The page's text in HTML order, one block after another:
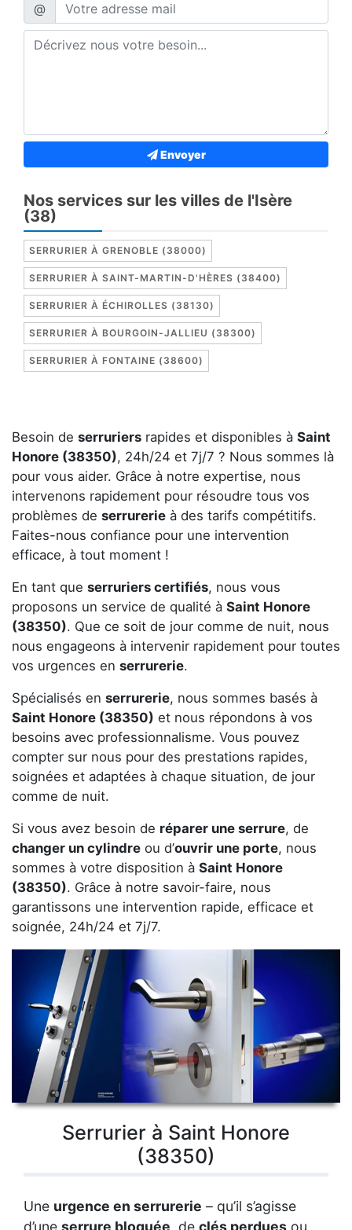
@
Envoyer
Nos services sur les villes de l'Isère
(38)
SERRURIER À GRENOBLE (38000)
SERRURIER À SAINT-MARTIN-D'HÈRES (38400)
SERRURIER À ÉCHIROLLES (38130)
SERRURIER À BOURGOIN-JALLIEU (38300)
SERRURIER À FONTAINE (38600)
Besoin de serruriers rapides et disponibles à Saint
Honore (38350), 24h/24 et 7j/7 ? Nous sommes là
pour vous aider. Grâce à notre expertise, nous
intervenons rapidement pour résoudre tous vos
problèmes de serrurerie à des tarifs compétitifs.
Faites-nous confiance pour une intervention
efficace, à tout moment !
En tant que serruriers certifiés, nous vous
proposons un service de qualité à Saint Honore
(38350). Que ce soit de jour comme de nuit, nous
nous engageons à intervenir rapidement pour toutes
vos urgences en serrurerie.
Spécialisés en serrurerie, nous sommes basés à
Saint Honore (38350) et nous répondons à vos
besoins avec professionnalisme. Vous pouvez
compter sur nous pour des prestations rapides,
soignées et adaptées à chaque situation, de jour
comme de nuit.
Si vous avez besoin de réparer une serrure, de
changer un cylindre ou d’ouvrir une porte, nous
sommes à votre disposition à Saint Honore
(38350). Grâce à notre savoir-faire, nous
garantissons une intervention rapide, efficace et
soignée, 24h/24 et 7j/7.
Serrurier à Saint Honore
(38350)
Une urgence en serrurerie – qu’il s’agisse
d’une serrure bloquée , de clés perdues ou